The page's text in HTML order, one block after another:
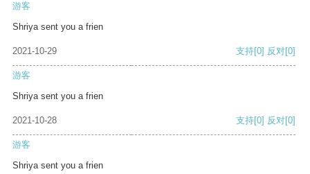
游客
Shriya sent you a frien
2021-10-29 支持[0] 反对[0]
游客
Shriya sent you a frien
2021-10-28 支持[0] 反对[0]
游客
Shriya sent you a frien